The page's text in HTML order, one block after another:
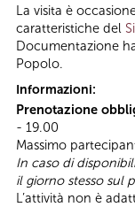
La visita è
caratteristiche del
Documentazione
Popolo.
Informazioni:
Prenotazione
- 19.00
Massimo
In caso di
il giorno stesso sul
L’attività non è